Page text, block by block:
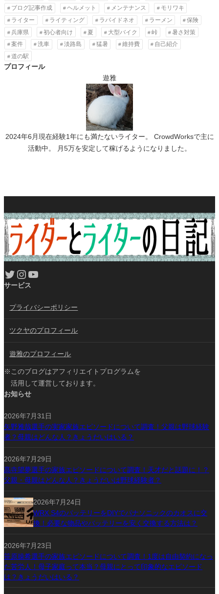
ブログ記事作成
ヘルメット メンテナンス
モリワキ
ライター
ライティング ラパイドネオ ラーメン
保険
兵庫県
初心者向け 夏 大型バイク 峠
暑さ対策
案件
洗車 淡路島 猛暑 維持費
自己紹介
道の駅
プロフィール
遊雅
2024年6月現在経験1年にも満たないライター。 CrowdWorksで主に
活動中。 月5万を安定して稼げるようになりました。
Twitter Instagram YouTube
サービス
プライバシーポリシー
ツクヤのプロフィール
遊雅のプロフィール
※このブログはアフィリエイトプログラムを
活用して運営しております。
お知らせ
2026年7月31日
矢野雅哉選手の実家家族エピソードについて調査！父親は野球経験
者？母親はどんな人？きょうだいはいる？
2026年7月29日
髙寺望夢選手の家族エピソードについて調査！天才だと話題に！？
父親・母親はどんな人？きょうだいは野球経験者？
2026年7月24日
WRX S4のバッテリーをDIYでパナソニックのカオスに交
換！必要な物品やバッテリーを安く交換する方法は？
2026年7月23日
笹原操希選手の家族エピソードについて調査！1度は自由契約になっ
た苦労人！母子家庭って本当？母親にとって印象的なエピソード
は？きょうだいはいる？